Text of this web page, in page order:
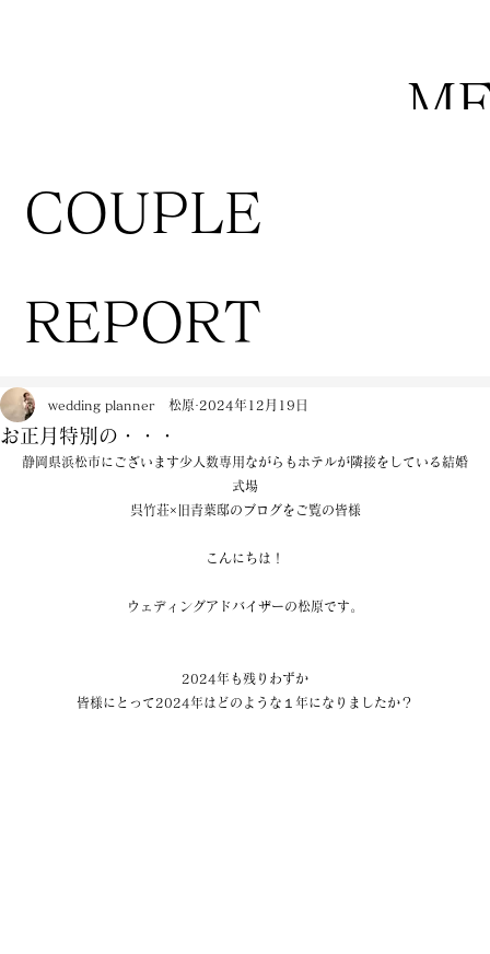
COUPLE
REPORT
お正月特別の・・・
wedding planner 松原 2024年12月19日
静岡県浜松市にございます少人数専用ながらもホテルが隣接をしている結婚
式場
呉竹荘×旧青葉邸のブログをご覧の皆様
こんにちは！
ウェディングアドバイザーの松原です。
2024年も残りわずか
皆様にとって2024年はどのような１年になりましたか？